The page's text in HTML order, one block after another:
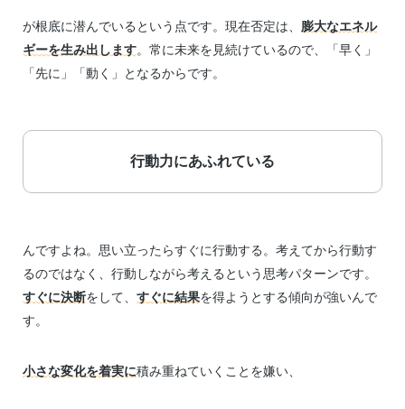
が根底に潜んでいるという点です。現在否定は、 膨大なエネル
ギーを生み出します。常に未来を見続けているので、「早く」
「先に」「動く」となるからです。
行動力にあふれている
んですよね。思い立ったらすぐに行動する。考えてから行動す
るのではなく、行動しながら考えるという思考パターンです。
すぐに決断をして、 すぐに結果を得ようとする傾向が強いんで
す。
小さな変化を着実に積み重ねていくことを嫌い、